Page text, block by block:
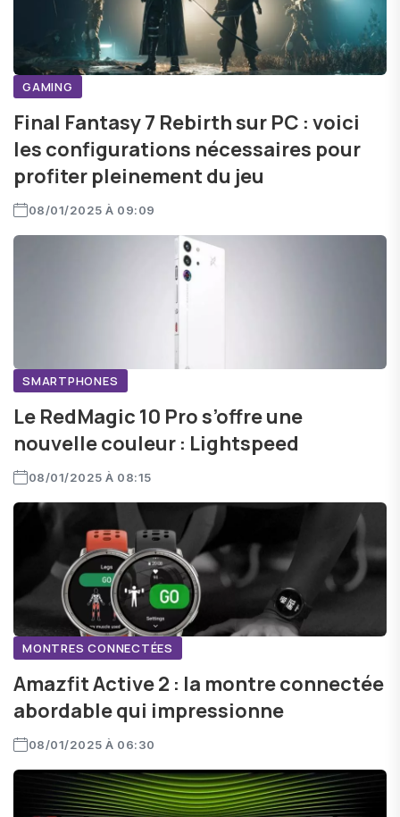
GAMING
Final Fantasy 7 Rebirth sur PC : voici
les configurations nécessaires pour
profiter pleinement du jeu
08/01/2025 À 09:09
SMARTPHONES
Le RedMagic 10 Pro s’offre une
nouvelle couleur : Lightspeed
08/01/2025 À 08:15
MONTRES CONNECTÉES
Amazfit Active 2 : la montre connectée
abordable qui impressionne
08/01/2025 À 06:30